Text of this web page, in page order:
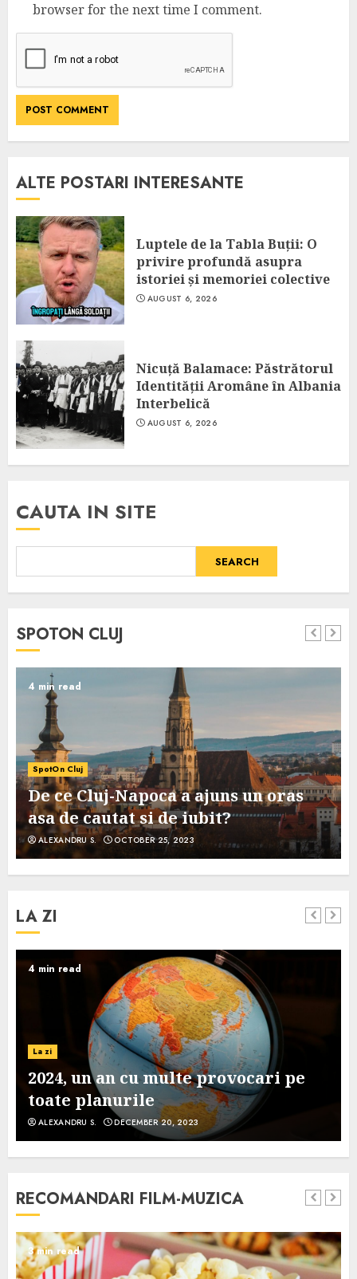
browser for the next time I comment.
ALTE POSTARI INTERESANTE
Luptele de la Tabla Buții: O
privire profundă asupra
istoriei și memoriei colective
AUGUST 6, 2026
Nicuță Balamace: Păstrătorul
Identității Aromâne în Albania
Interbelică
AUGUST 6, 2026
CAUTA IN SITE
SEARCH
SPOTON CLUJ
4 min read
SpotOn Cluj
De ce Cluj-Napoca a ajuns un oras
asa de cautat si de iubit?
ALEXANDRU S. OCTOBER 25, 2023
LA ZI
4 min read
La zi
2024, un an cu multe provocari pe
toate planurile
ALEXANDRU S. DECEMBER 20, 2023
RECOMANDARI FILM-MUZICA
3 min read